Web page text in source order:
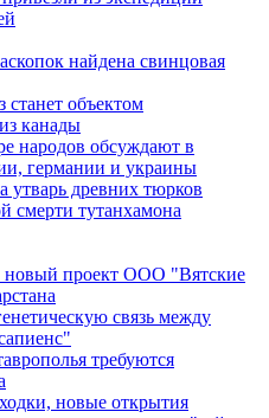
найдена свинцовая
станет объектом
канады
народов обсуждают в
германии и украины
древних тюрков
смерти тутанхамона
проект ООО "Вятские
связь между
требуются
новые открытия